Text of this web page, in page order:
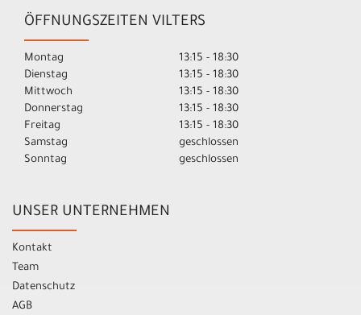
ÖFFNUNGSZEITEN VILTERS
Montag
13:15 - 18:30
Dienstag
13:15 - 18:30
Mittwoch
13:15 - 18:30
Donnerstag
13:15 - 18:30
Freitag
13:15 - 18:30
Samstag
geschlossen
Sonntag
geschlossen
UNSER UNTERNEHMEN
Kontakt
Team
Datenschutz
AGB